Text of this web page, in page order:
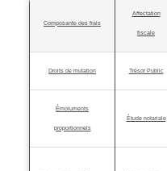
Composante des frais
Affectation
fiscale
Droits de mutation Trésor Public
Émoluments
proportionnels
Étude notariale